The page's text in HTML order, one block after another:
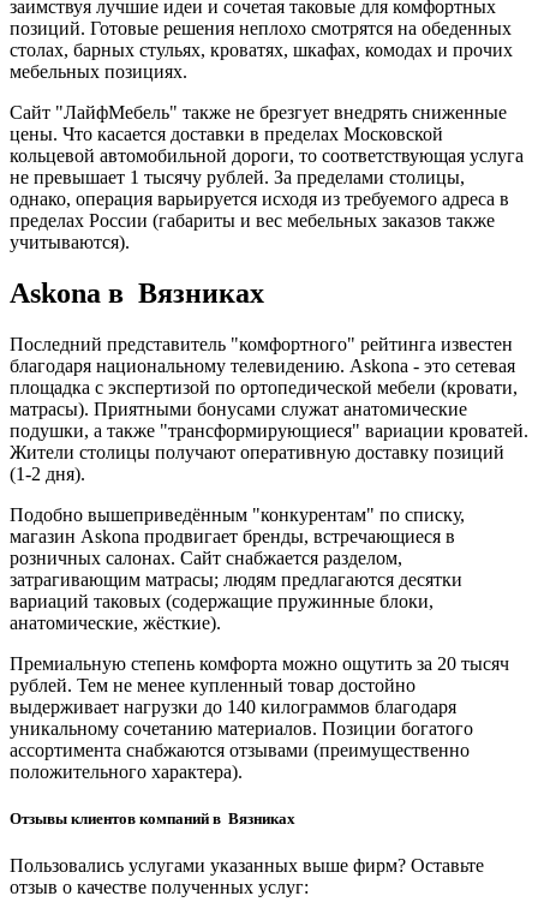
заимствуя лучшие идеи и сочетая таковые для комфортных
позиций. Готовые решения неплохо смотрятся на обеденных
столах, барных стульях, кроватях, шкафах, комодах и прочих
мебельных позициях.
Сайт "ЛайфМебель" также не брезгует внедрять сниженные
цены. Что касается доставки в пределах Московской
кольцевой автомобильной дороги, то соответствующая услуга
не превышает 1 тысячу рублей. За пределами столицы,
однако, операция варьируется исходя из требуемого адреса в
пределах России (габариты и вес мебельных заказов также
учитываются).
Askona в Вязниках
Последний представитель "комфортного" рейтинга известен
благодаря национальному телевидению. Askona - это сетевая
площадка с экспертизой по ортопедической мебели (кровати,
матрасы). Приятными бонусами служат анатомические
подушки, а также "трансформирующиеся" вариации кроватей.
Жители столицы получают оперативную доставку позиций
(1-2 дня).
Подобно вышеприведённым "конкурентам" по списку,
магазин Askona продвигает бренды, встречающиеся в
розничных салонах. Сайт снабжается разделом,
затрагивающим матрасы; людям предлагаются десятки
вариаций таковых (содержащие пружинные блоки,
анатомические, жёсткие).
Премиальную степень комфорта можно ощутить за 20 тысяч
рублей. Тем не менее купленный товар достойно
выдерживает нагрузки до 140 килограммов благодаря
уникальному сочетанию материалов. Позиции богатого
ассортимента снабжаются отзывами (преимущественно
положительного характера).
Отзывы клиентов компаний в Вязниках
Пользовались услугами указанных выше фирм? Оставьте
отзыв о качестве полученных услуг: